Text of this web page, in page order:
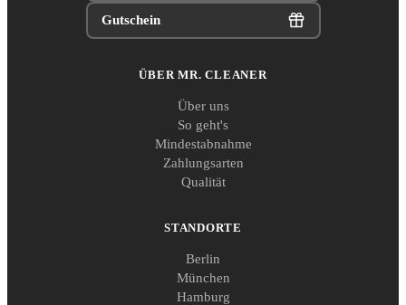
Gutschein
ÜBER MR. CLEANER
Über uns
So geht's
Mindestabnahme
Zahlungsarten
Qualität
STANDORTE
Berlin
München
Hamburg